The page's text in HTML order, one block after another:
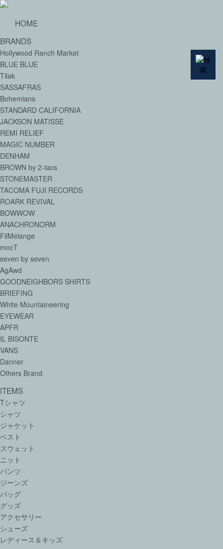
HOME
BRANDS
Hollywood Ranch Market
BLUE BLUE
Tilak
SASSAFRAS
Bohemians
STANDARD CALIFORNIA
JACKSON MATISSE
REMI RELIEF
MAGIC NUMBER
DENHAM
BROWN by 2-tacs
STONEMASTER
TACOMA FUJI RECORDS
ROARK REVIVAL
BOWWOW
ANACHRONORM
FilMelange
mocT
seven by seven
AgAwd
GOODNEIGHBORS SHIRTS
BRIEFING
White Mountaineering
EYEWEAR
APFR
IL BISONTE
VANS
Danner
Others Brand
ITEMS
Tシャツ
シャツ
ジャケット
ベスト
スウェット
ニット
パンツ
ジーンズ
バッグ
グッズ
アクセサリー
シューズ
レディース＆キッズ